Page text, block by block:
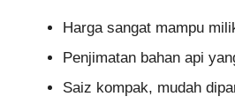
Harga sangat mampu
Penjimatan bahan api
Saiz kompak, mudah